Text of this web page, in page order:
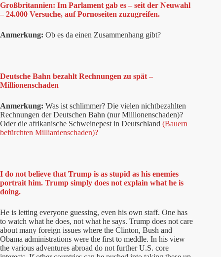
Großbritannien: Im Parlament gab es – seit der Neuwahl
– 24.000 Versuche, auf Pornoseiten zuzugreifen.
Anmerkung: Ob es da einen Zusammenhang gibt?
Deutsche Bahn bezahlt Rechnungen zu spät –
Millionenschaden
Anmerkung: Was ist schlimmer? Die vielen nichtbezahlten
Rechnungen der Deutschen Bahn (nur Millionenschaden)?
Oder die afrikanische Schweinepest in Deutschland (Bauern
befürchten Milliardenschaden)?
I do not believe that Trump is as stupid as his enemies
portrait him. Trump simply does not explain what he is
doing.
He is letting everyone guessing, even his own staff. One has
to watch what he does, not what he says. Trump does not care
about many foreign issues where the Clinton, Bush and
Obama administrations were the first to meddle. In his view
the various adventures abroad do not further U.S. core